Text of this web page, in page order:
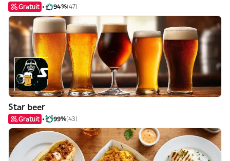
Gratuit 94%(47)
Star beer
Gratuit 99%(43)